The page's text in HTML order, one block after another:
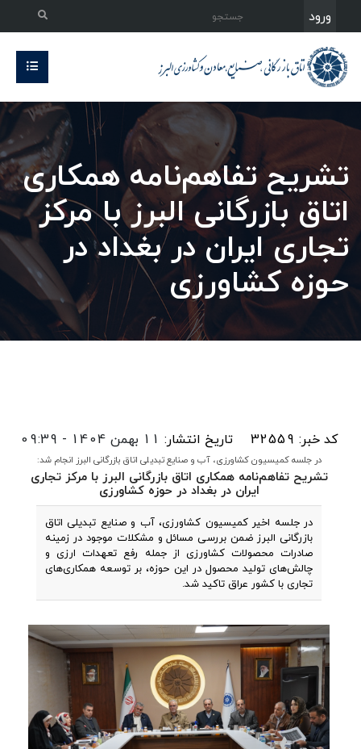
ورود
تشریح تفاهم‌نامه همکاری‌
اتاق بازرگانی البرز با مرکز
تجاری ایران در بغداد در
حوزه کشاورزی
کد خبر: 32559 تاریخ انتشار: 11 بهمن 1404 - 09:39
در جلسه کمیسیون کشاورزی، آب و صنایع تبدیلی اتاق بازرگانی البرز انجام شد:
تشریح تفاهم‌نامه همکاری‌ اتاق بازرگانی البرز با مرکز تجاری
ایران در بغداد در حوزه کشاورزی
در جلسه اخیر کمیسیون کشاورزی، آب و صنایع تبدیلی اتاق
بازرگانی البرز ضمن بررسی مسائل و مشکلات موجود در زمینه
صادرات محصولات کشاورزی از جمله رفع تعهدات ارزی و
چالش‌های تولید محصول در این حوزه، بر توسعه همکاری‌های
تجاری با کشور عراق تاکید شد.